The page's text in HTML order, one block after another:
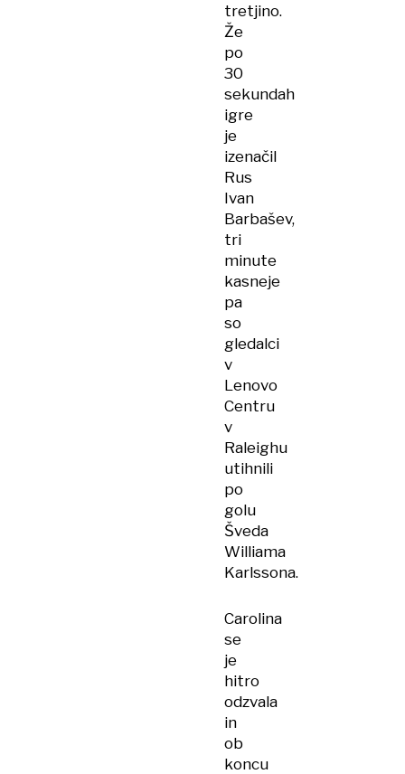
tretjino.
Že
po
30
sekundah
igre
je
izenačil
Rus
Ivan
Barbašev,
tri
minute
kasneje
pa
so
gledalci
v
Lenovo
Centru
v
Raleighu
utihnili
po
golu
Šveda
Williama
Karlssona.
Carolina
se
je
hitro
odzvala
in
ob
koncu